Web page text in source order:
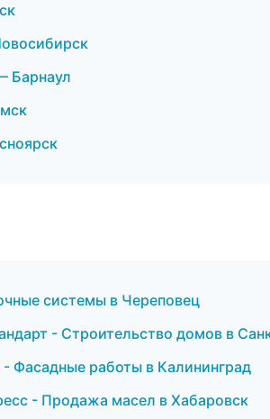
Барнаул
системы в Череповец
- Строительство домов в
Фасадные работы в Калининград
- Продажа масел в Хабаровск